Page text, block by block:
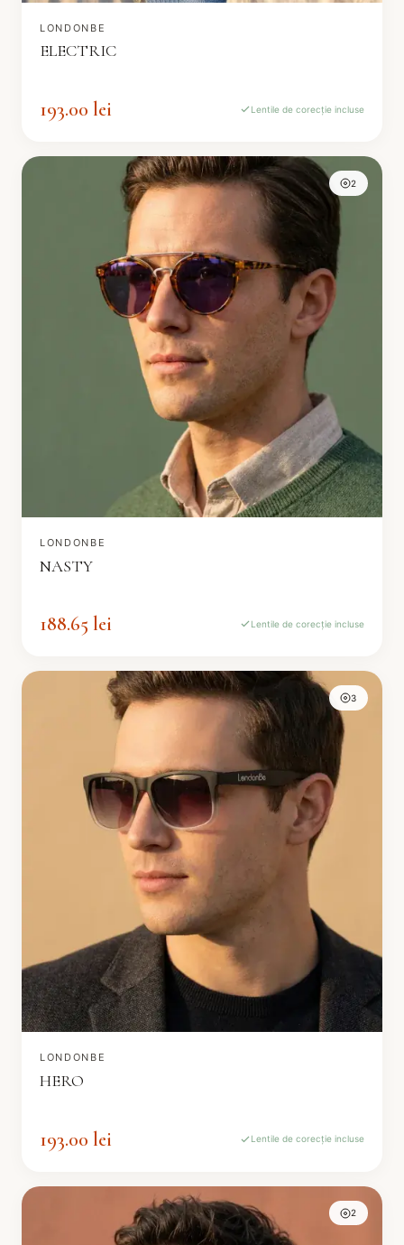
LONDONBE
ELECTRIC
193.00 lei Lentile de corecție incluse
2
LONDONBE
NASTY
188.65 lei Lentile de corecție incluse
3
LONDONBE
HERO
193.00 lei Lentile de corecție incluse
2